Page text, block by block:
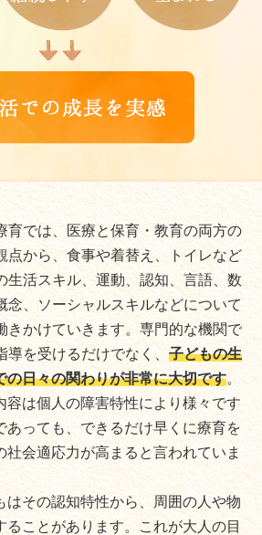
育では、医療と保育・教育の両方の
点から、食事や着替え、トイレなど
生活スキル、運動、認知、言語、数
念、ソーシャルスキルなどについて
きかけていきます。専門的な機関で
導を受けるだけでなく、 子どもの生
の日々の関わりが非常に大切です。
容は個人の障害特性により様々です
あっても、できるだけ早くに療育を
社会適応力が高まると言われていま
はその認知特性から、周囲の人や物
ることがあります。これが大人の目